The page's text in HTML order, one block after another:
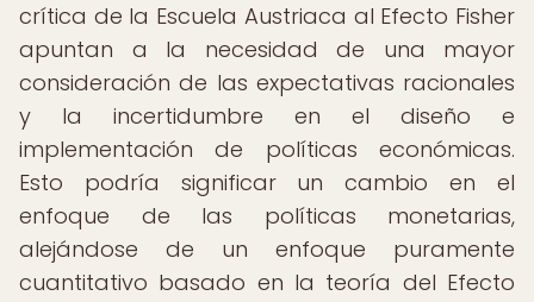
crítica de la Escuela Austriaca al Efecto Fisher
apuntan a la necesidad de una mayor
consideración de las expectativas racionales
y la incertidumbre en el diseño e
implementación de políticas económicas.
Esto podría significar un cambio en el
enfoque de las políticas monetarias,
alejándose de un enfoque puramente
cuantitativo basado en la teoría del Efecto